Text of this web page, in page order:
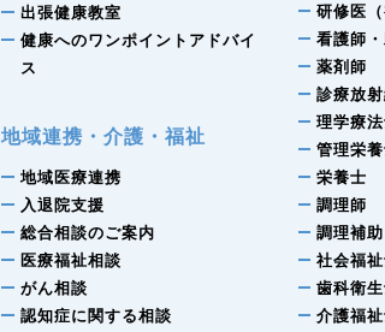
出張健康教室
健康へのワンポイントアドバイ
ス
地域連携・介護・福祉
地域医療連携
入退院支援
総合相談のご案内
医療福祉相談
がん相談
認知症に関する相談
研修医
看護師
薬剤師
診療放
理学療
管理栄
栄養士
調理師
調理補助
社会福
歯科衛
介護福